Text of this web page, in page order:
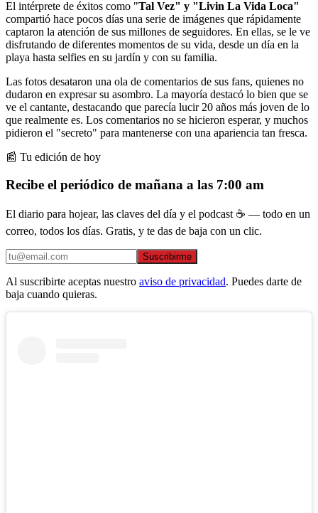
El intérprete de éxitos como "Tal Vez" y "Livin La Vida Loca"
compartió hace pocos días una serie de imágenes que rápidamente
captaron la atención de sus millones de seguidores. En ellas, se le ve
disfrutando de diferentes momentos de su vida, desde un día en la
playa hasta selfies en su jardín y con su familia.
Las fotos desataron una ola de comentarios de sus fans, quienes no
dudaron en expresar su asombro. La mayoría destacó lo bien que se
ve el cantante, destacando que parecía lucir 20 años más joven de lo
que realmente es. Los comentarios no se hicieron esperar, y muchos
pidieron el "secreto" para mantenerse con una apariencia tan fresca.
📰 Tu edición de hoy
Recibe el periódico de mañana a las 7:00 am
El diario para hojear, las claves del día y el podcast ☕ — todo en un
correo, todos los días. Gratis, y te das de baja con un clic.
Suscribirme
Al suscribirte aceptas nuestro aviso de privacidad. Puedes darte de
baja cuando quieras.